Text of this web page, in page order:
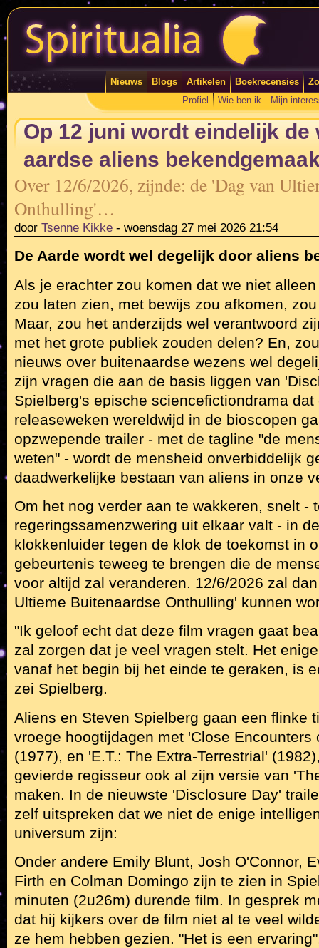
Nieuws Blogs Artikelen Boekrecensies
Profiel
Wie ben ik Mijn
Op 12 juni wordt eindelijk de
aardse aliens
Over 12/6/2026, zijnde: de 'Dag van
Onthulling'…
door Tsenne Kikke - woensdag 27 mei 2026 21:54
De Aarde wordt wel degelijk door aliens
Als je erachter zou komen dat we niet
zou laten zien, met bewijs zou afkomen,
Maar, zou het anderzijds wel verantwoord
met het grote publiek zouden delen? En,
nieuws over buitenaardse wezens wel
zijn vragen die aan de basis liggen van
Spielberg's epische sciencefictiondrama dat
releaseweken wereldwijd in de bioscopen
opzwepende trailer - met de tagline "de
weten" - wordt de mensheid onverbiddelijk
daadwerkelijke bestaan van aliens in onze
Om het nog verder aan te wakkeren, snelt -
regeringssamenzwering uit elkaar valt - in
klokkenluider tegen de klok de toekomst in
gebeurtenis teweeg te brengen die de
voor altijd zal veranderen. 12/6/2026 zal
Ultieme Buitenaardse Onthulling' kunnen
"Ik geloof echt dat deze film vragen gaat
zal zorgen dat je veel vragen stelt. Het
vanaf het begin bij het einde te geraken, is
zei Spielberg.
Aliens en Steven Spielberg gaan een flinke
vroege hoogtijdagen met 'Close Encounters
(1977), en 'E.T.: The Extra-Terrestrial'
gevierde regisseur ook al zijn versie van
maken. In de nieuwste 'Disclosure Day'
zelf uitspreken dat we niet de enige
universum zijn:
Onder andere Emily Blunt, Josh O'Connor,
Firth en Colman Domingo zijn te zien in
minuten (2u26m) durende film. In gesprek
dat hij kijkers over de film niet al te veel
ze hem hebben gezien. "Het is een